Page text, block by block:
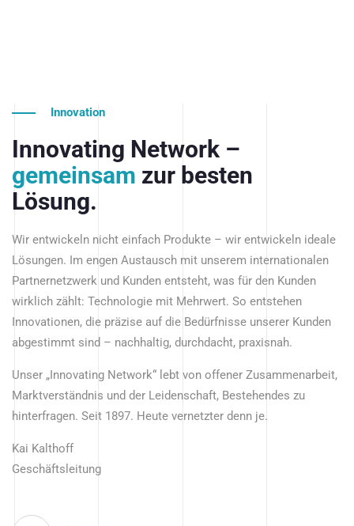
Innovation
Innovating Network –
gemeinsam zur besten
Lösung.
Wir entwickeln nicht einfach Produkte – wir entwickeln ideale
Lösungen. Im engen Austausch mit unserem internationalen
Partnernetzwerk und Kunden entsteht, was für den Kunden
wirklich zählt: Technologie mit Mehrwert. So entstehen
Innovationen, die präzise auf die Bedürfnisse unserer Kunden
abgestimmt sind – nachhaltig, durchdacht, praxisnah.
Unser „Innovating Network“ lebt von offener Zusammenarbeit,
Marktverständnis und der Leidenschaft, Bestehendes zu
hinterfragen. Seit 1897. Heute vernetzter denn je.
Kai Kalthoff
Geschäftsleitung